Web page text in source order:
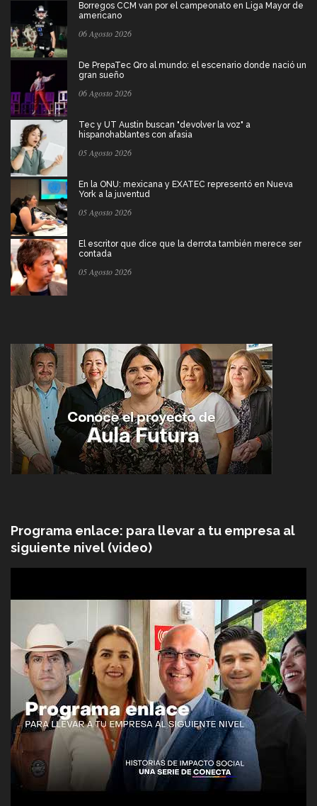
Borregos CCM van por el campeonato en Liga Mayor de
americano
06 Agosto 2026
De PrepaTec Qro al mundo: el escenario donde nació un
gran sueño
06 Agosto 2026
Tec y UT Austin buscan "devolver la voz" a
hispanohablantes con afasia
05 Agosto 2026
En la ONU: mexicana y EXATEC representó en Nueva
York a la juventud
05 Agosto 2026
El escritor que dice que la derrota también merece ser
contada
05 Agosto 2026
Programa enlace: para llevar a tu empresa al
siguiente nivel (video)